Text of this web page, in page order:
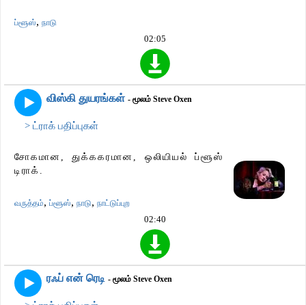
ப்ளூஸ், நாடு
02:05
விஸ்கி துயரங்கள் - மூலம் Steve Oxen
> ட்ராக் பதிப்புகள்
சோகமான, துக்ககரமான, ஒலியியல் ப்ளூஸ்
டிராக்.
வருத்தம், ப்ளூஸ், நாடு, நாட்டுப்புற
02:40
ரஃப் என் ரெடி - மூலம் Steve Oxen